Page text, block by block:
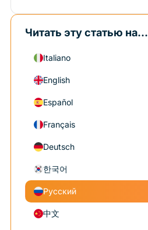
Читать эту статью на...
Italiano
English
Español
Français
Deutsch
한국어
Русский
中文